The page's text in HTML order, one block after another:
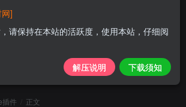
插件 正文
]
请保持在本站的活跃度，使用本站，仔细阅
解压说明 下载须知